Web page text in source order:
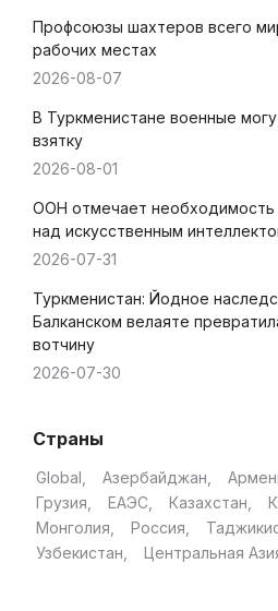
Профсоюзы шахтеров всего
рабочих местах
2026-08-07
В Туркменистане военные
взятку
2026-08-01
ООН отмечает необходимость
над искусственным
2026-07-31
Туркменистан: Йодное
Балканском велаяте
вотчину
2026-07-30
Страны
Global Азербайджан
Грузия
ЕАЭС Казахстан
Монголия
Россия
Узбекистан
Центральная